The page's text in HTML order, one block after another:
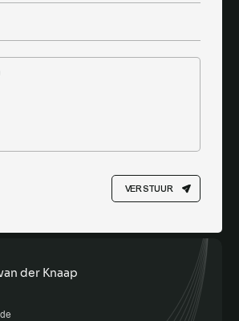
VERSTUUR
der Knaap